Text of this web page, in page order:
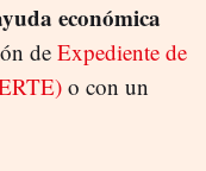
económica
de Expediente de
o con un